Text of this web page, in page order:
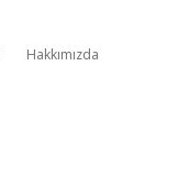
Hakkımızda